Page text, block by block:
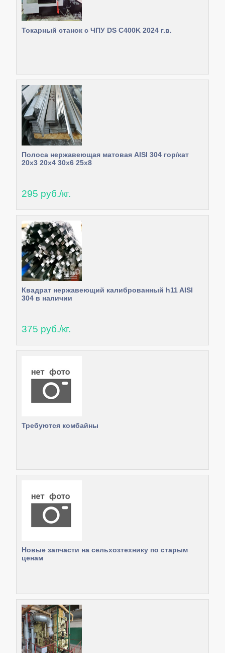
Токарный станок с ЧПУ DS C400K 2024 г.в.
Полоса нержавеющая матовая AISI 304 гор/кат
20х3 20х4 30х6 25х8
295 руб./кг.
Квадрат нержавеющий калиброванный h11 AISI
304 в наличии
375 руб./кг.
Требуются комбайны
Новые запчасти на сельхозтехнику по старым
ценам